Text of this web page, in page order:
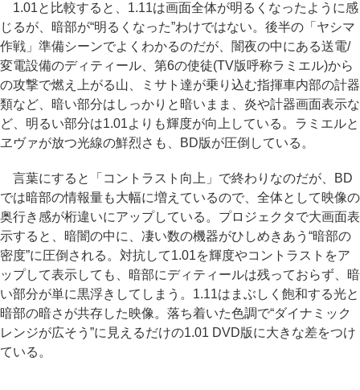
1.01と比較すると、1.11は画面全体が明るくなったように感
じるが、暗部が“明るくなった”わけではない。後半の「ヤシマ
作戦」準備シーンでよくわかるのだが、闇夜の中にある送電/
変電設備のディティール、第6の使徒(TV版呼称ラミエル)から
の攻撃で燃え上がる山、ミサト達が乗り込む指揮車内部の計器
類など、暗い部分はしっかりと暗いまま、炎や計器画面表示な
ど、明るい部分は1.01よりも輝度が向上している。ラミエルと
ヱヴァが放つ光線の鮮烈さも、BD版が圧倒している。
言葉にすると「コントラスト向上」で終わりなのだが、BD
では暗部の情報量も大幅に増えているので、全体として映像の
奥行き感が桁違いにアップしている。プロジェクタで大画面表
示すると、暗闇の中に、凄い数の機器がひしめきあう“暗部の
密度”に圧倒される。対抗して1.01を輝度やコントラストをア
ップして表示しても、暗部にディティールは残っておらず、暗
い部分が単に黒浮きしてしまう。1.11はまぶしく飽和する光と
暗部の暗さが共存した映像。落ち着いた色調で“ダイナミック
レンジが広そう”に見えるだけの1.01 DVD版に大きな差をつけ
ている。